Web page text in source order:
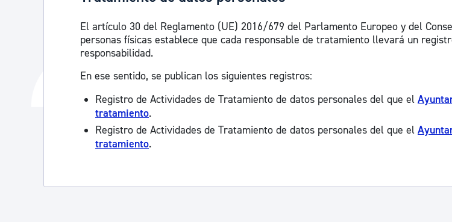
El artículo 30 del Reglamento (UE) 2016/679 del Parlamento Europeo y del
personas físicas establece que cada responsable de tratamiento llevará un
responsabilidad.
En ese sentido, se publican los siguientes registros:
Registro de Actividades de Tratamiento de datos personales del que el
tratamiento.
Registro de Actividades de Tratamiento de datos personales del que el
tratamiento.